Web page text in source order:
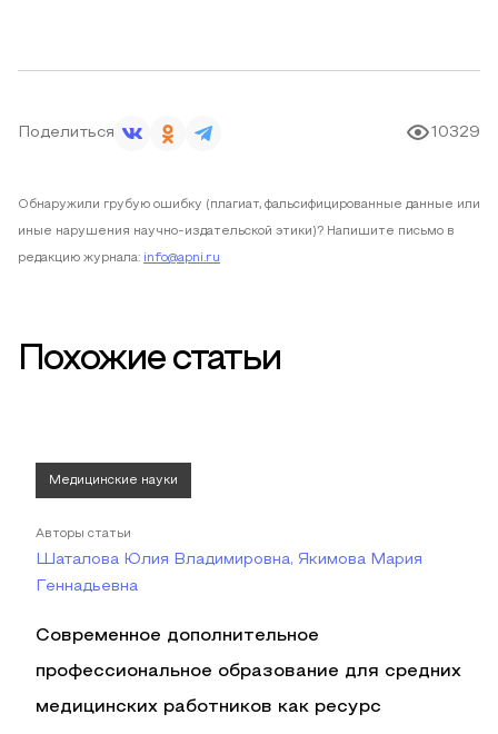
Поделиться 10329
Обнаружили грубую ошибку (плагиат, фальсифицированные данные или
иные нарушения научно-издательской этики)? Напишите письмо в
редакцию журнала: info@apni.ru
Похожие статьи
Медицинские науки
Авторы статьи
Шаталова Юлия Владимировна, Якимова Мария
Геннадьевна
Современное дополнительное
профессиональное образование для средних
медицинских работников как ресурс